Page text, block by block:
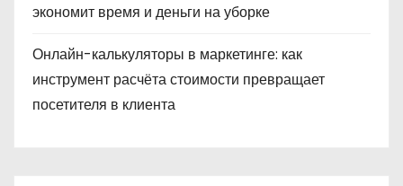
экономит время и деньги на уборке
Онлайн-калькуляторы в маркетинге: как
инструмент расчёта стоимости превращает
посетителя в клиента